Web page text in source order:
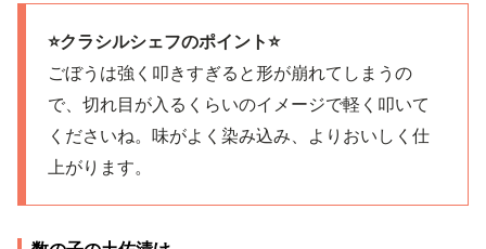
⭐️クラシルシェフのポイント⭐️
ごぼうは強く叩きすぎると形が崩れてしまうの
で、切れ目が入るくらいのイメージで軽く叩いて
くださいね。味がよく染み込み、よりおいしく仕
上がります。